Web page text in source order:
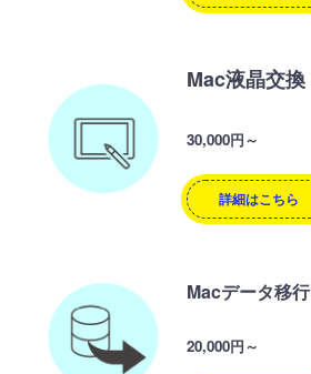
Mac液晶交換
30,000円～
詳細はこちら
Macデータ移行
20,000円～